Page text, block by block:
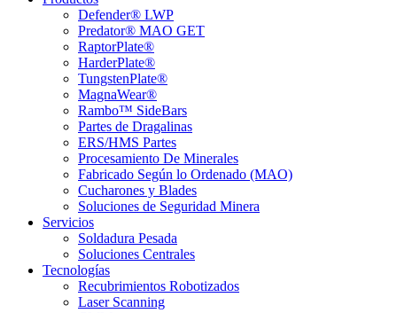
Defender® LWP
Predator® MAO GET
RaptorPlate®
HarderPlate®
TungstenPlate®
MagnaWear®
Rambo™ SideBars
Partes de Dragalinas
ERS/HMS Partes
Procesamiento De Minerales
Fabricado Según lo Ordenado (MAO)
Cucharones y Blades
Soluciones de Seguridad Minera
Servicios
Soldadura Pesada
Soluciones Centrales
Tecnologías
Recubrimientos Robotizados
Laser Scanning